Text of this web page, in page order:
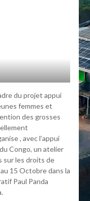
du projet appui
femmes et
des grosses
, avec l’appui
Congo, un atelier
sur les droits de
15 Octobre dans la
Paul Panda